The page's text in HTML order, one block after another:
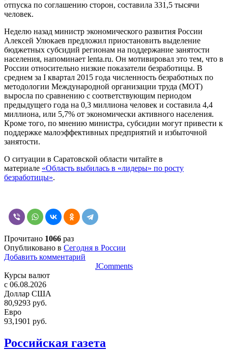
отпуска по соглашению сторон, составила 331,5 тысячи
человек.
Неделю назад министр экономического развития России
Алексей Улюкаев предложил приостановить выделение
бюджетных субсидий регионам на поддержание занятости
населения, напоминает lenta.ru. Он мотивировал это тем, что в
России относительно низкие показатели безработицы. В
среднем за I квартал 2015 года численность безработных по
методологии Международной организации труда (МОТ)
выросла по сравнению с соответствующим периодом
предыдущего года на 0,3 миллиона человек и составила 4,4
миллиона, или 5,7% от экономически активного населения.
Кроме того, по мнению министра, субсидии могут привести к
поддержке малоэффективных предприятий и избыточной
занятости.
О ситуации в Саратовской области читайте в
материале «Область выбилась в «лидеры» по росту
безработицы».
Прочитано 1066 раз
Опубликовано в Сегодня в России
Добавить комментарий
JComments
Курсы валют
c 06.08.2026
Доллар США
80,9293 руб.
Евро
93,1901 руб.
Российская газета